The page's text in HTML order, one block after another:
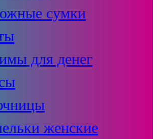
сумки
для денег
женские